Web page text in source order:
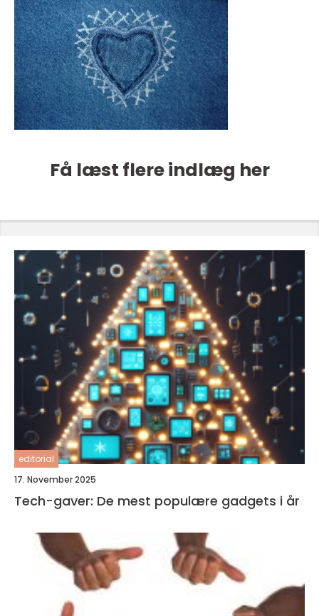
Få læst flere indlæg her
editorial
17. November 2025
Tech-gaver: De mest populære gadgets i år